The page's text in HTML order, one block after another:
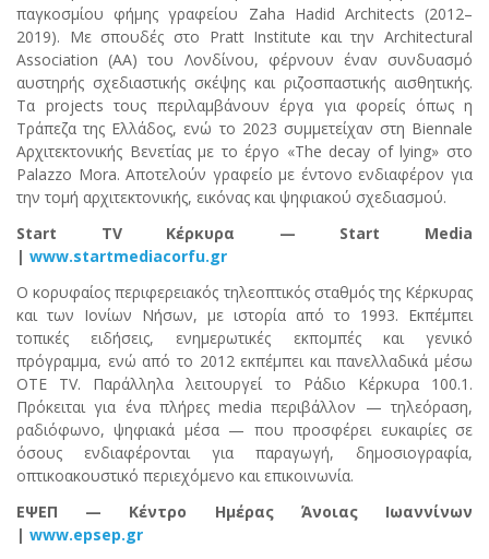
παγκοσμίου φήμης γραφείου Zaha Hadid Architects (2012–
2019). Με σπουδές στο Pratt Institute και την Architectural
Association (AA) του Λονδίνου, φέρνουν έναν συνδυασμό
αυστηρής σχεδιαστικής σκέψης και ριζοσπαστικής αισθητικής.
Τα projects τους περιλαμβάνουν έργα για φορείς όπως η
Τράπεζα της Ελλάδος, ενώ το 2023 συμμετείχαν στη Biennale
Αρχιτεκτονικής Βενετίας με το έργο «The decay of lying» στο
Palazzo Mora. Αποτελούν γραφείο με έντονο ενδιαφέρον για
την τομή αρχιτεκτονικής, εικόνας και ψηφιακού σχεδιασμού.
Start TV Κέρκυρα — Start Media
| www.startmediacorfu.gr
Ο κορυφαίος περιφερειακός τηλεοπτικός σταθμός της Κέρκυρας
και των Ιονίων Νήσων, με ιστορία από το 1993. Εκπέμπει
τοπικές ειδήσεις, ενημερωτικές εκπομπές και γενικό
πρόγραμμα, ενώ από το 2012 εκπέμπει και πανελλαδικά μέσω
OTE TV. Παράλληλα λειτουργεί το Ράδιο Κέρκυρα 100.1.
Πρόκειται για ένα πλήρες media περιβάλλον — τηλεόραση,
ραδιόφωνο, ψηφιακά μέσα — που προσφέρει ευκαιρίες σε
όσους ενδιαφέρονται για παραγωγή, δημοσιογραφία,
οπτικοακουστικό περιεχόμενο και επικοινωνία.
ΕΨΕΠ — Κέντρο Ημέρας Άνοιας Ιωαννίνων
| www.epsep.gr